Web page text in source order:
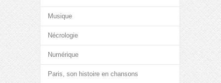
Musique
Nécrologie
Numérique
Paris, son histoire en chansons